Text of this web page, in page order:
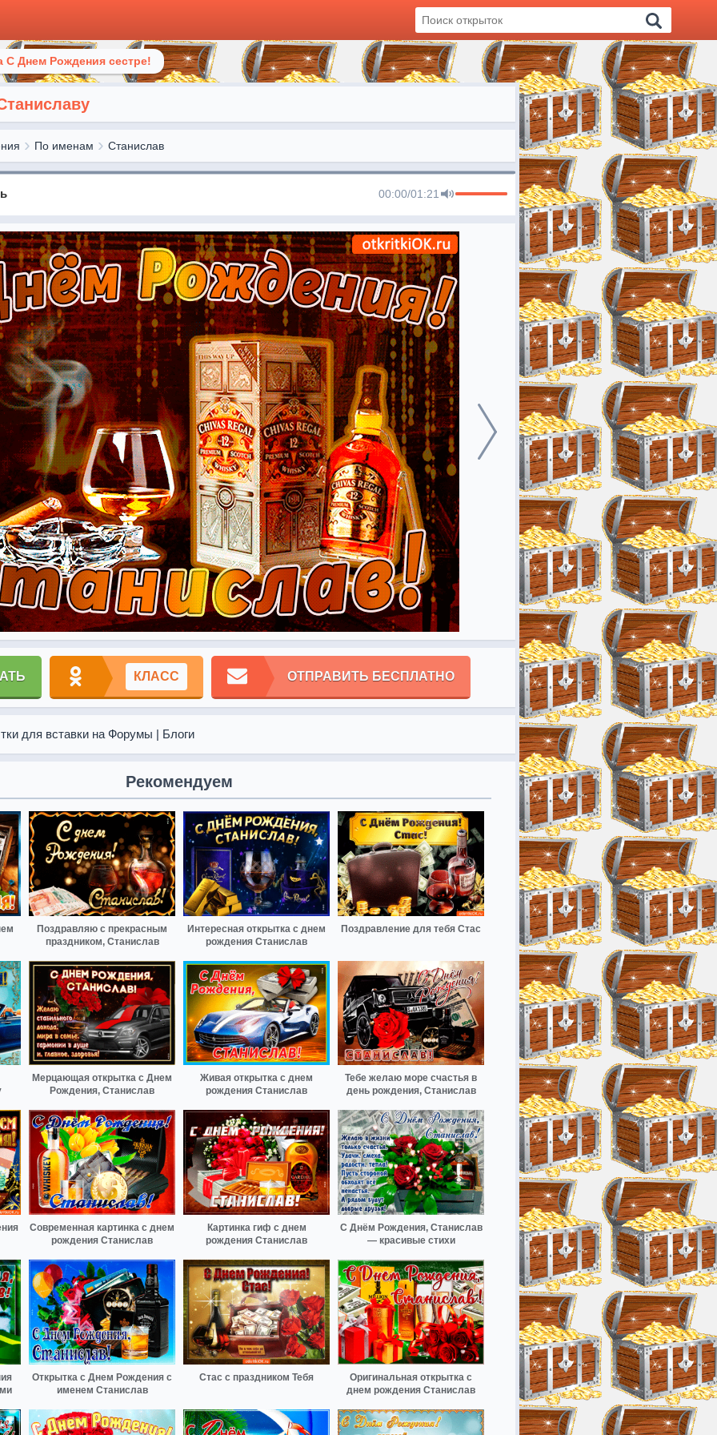
С Днем Рождения сестре!
По именам Станислав
00:00/01:21
КЛАСС ОТПРАВИТЬ БЕСПЛАТНО
для вставки на Форумы | Блоги
Рекомендуем
Поздравляю с прекрасным
праздником, Станислав
Интересная открытка с днем
рождения Станислав
Поздравление для тебя Стас
Мерцающая открытка с Днем
Рождения, Станислав
Живая открытка с днем
рождения Станислав
Тебе желаю море счастья в
день рождения, Станислав
Современная картинка с днем
рождения Станислав
Картинка гиф с днем
рождения Станислав
С Днём Рождения, Станислав
— красивые стихи
Открытка с Днем Рождения с
именем Станислав
Стас с праздником Тебя
Оригинальная открытка с
днем рождения Станислав